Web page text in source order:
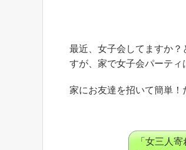
最近、女子会してますか
すが、家で女子会パーテ
家にお友達を招いて簡単
「女三人寄